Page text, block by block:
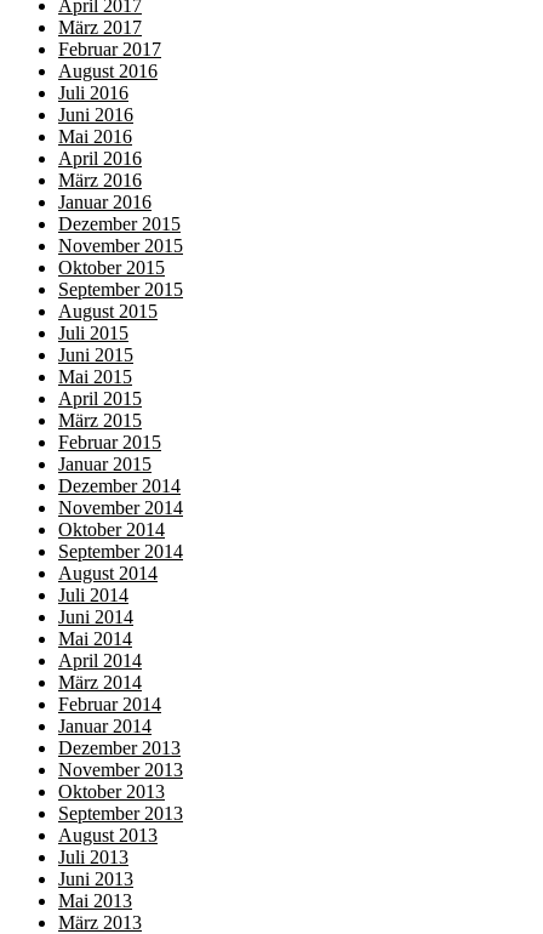
April 2017
März 2017
Februar 2017
August 2016
Juli 2016
Juni 2016
Mai 2016
April 2016
März 2016
Januar 2016
Dezember 2015
November 2015
Oktober 2015
September 2015
August 2015
Juli 2015
Juni 2015
Mai 2015
April 2015
März 2015
Februar 2015
Januar 2015
Dezember 2014
November 2014
Oktober 2014
September 2014
August 2014
Juli 2014
Juni 2014
Mai 2014
April 2014
März 2014
Februar 2014
Januar 2014
Dezember 2013
November 2013
Oktober 2013
September 2013
August 2013
Juli 2013
Juni 2013
Mai 2013
März 2013